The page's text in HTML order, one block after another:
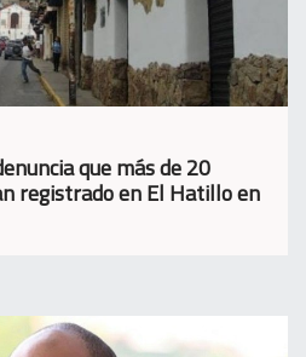
que más de 20
registrado en El Hatillo en